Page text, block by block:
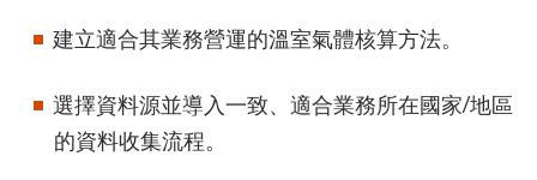
建立適合其業務營運的溫室氣體核算方法。
選擇資料源並導入一致、適合業務所在國家/地區
的資料收集流程。